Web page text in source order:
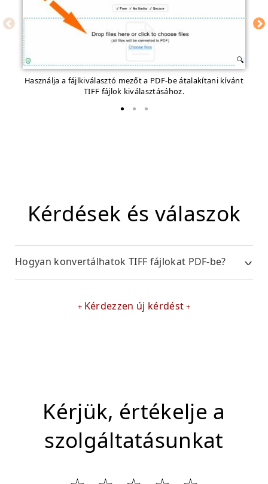
Használja a fájlkiválasztó mezőt a PDF-be átalakítani kívánt
TIFF fájlok kiválasztásához.
Kérdések és válaszok
Hogyan konvertálhatok TIFF fájlokat PDF-be?
Kérdezzen új kérdést
Kérjük, értékelje a
szolgáltatásunkat